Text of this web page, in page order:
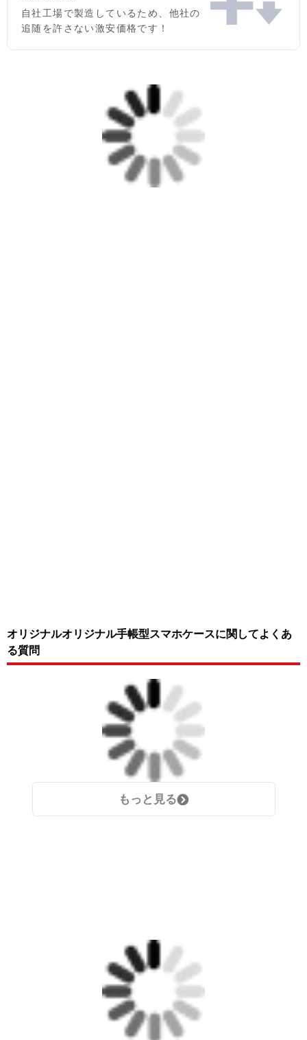
自社工場で製造しているため、他社の
追随を許さない激安価格です！
オリジナルオリジナル手帳型スマホケースに関してよくあ
る質問
もっと見る